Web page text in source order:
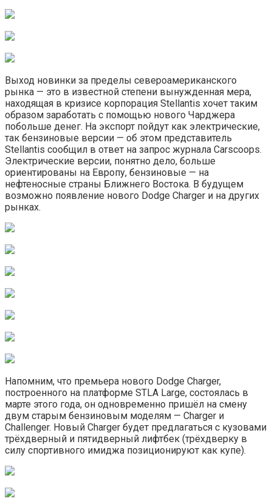
Выход новинки за пределы североамериканского
рынка — это в известной степени вынужденная мера,
находящая в кризисе корпорация Stellantis хочет таким
образом заработать с помощью нового Чарджера
побольше денег. На экспорт пойдут как электрические,
так бензиновые версии — об этом представитель
Stellantis сообщил в ответ на запрос журнала Carscoops.
Электрические версии, понятно дело, больше
ориентированы на Европу, бензиновые — на
нефтеносные страны Ближнего Востока. В будущем
возможно появление нового Dodge Charger и на других
рынках.
Напомним, что премьера нового Dodge Charger,
построенного на платформе STLA Large, состоялась в
марте этого года, он одновременно пришёл на смену
двум старым бензиновым моделям — Charger и
Challenger. Новый Charger будет предлагаться с кузовами
трёхдверный и пятидверный лифтбек (трёхдверку в
силу спортивного имиджа позиционируют как купе).